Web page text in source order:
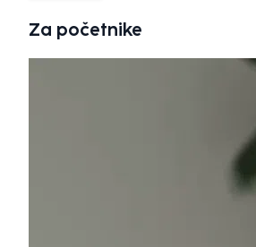
Za početnike